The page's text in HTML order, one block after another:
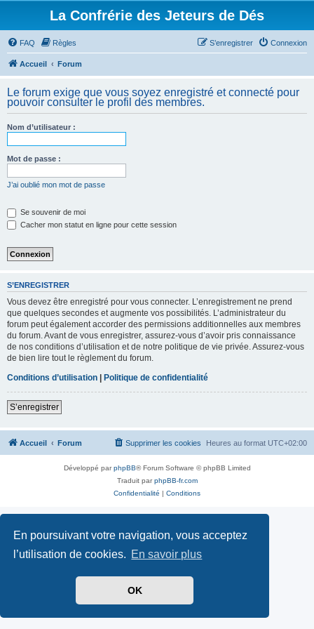
En poursuivant votre navigation, vous acceptez
l’utilisation de cookies. En savoir plus
OK
La Confrérie des Jeteurs de Dés
FAQ Règles Connexion
S’enregistrer
Accueil Forum
Le forum exige que vous soyez enregistré et connecté pour
pouvoir consulter le profil des membres.
Nom d’utilisateur :
Mot de passe :
J’ai oublié mon mot de passe
Se souvenir de moi
Cacher mon statut en ligne pour cette session
S’ENREGISTRER
Vous devez être enregistré pour vous connecter. L’enregistrement ne prend
que quelques secondes et augmente vos possibilités. L’administrateur du
forum peut également accorder des permissions additionnelles aux membres
du forum. Avant de vous enregistrer, assurez-vous d’avoir pris connaissance
de nos conditions d’utilisation et de notre politique de vie privée. Assurez-vous
de bien lire tout le règlement du forum.
Conditions d’utilisation | Politique de confidentialité
S’enregistrer
Accueil Forum Heures au format UTC+02:00
Supprimer les cookies
Développé parphpBB® Forum Software © phpBB Limited
Traduit parphpBB-fr.com
Confidentialité | Conditions